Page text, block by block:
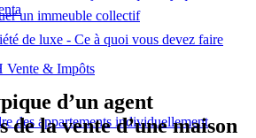
un immeuble collectif
Vente & Impôts
des appartements individuellement
de luxe - Ce à quoi vous devez faire
d’un agent
la vente d’une maison